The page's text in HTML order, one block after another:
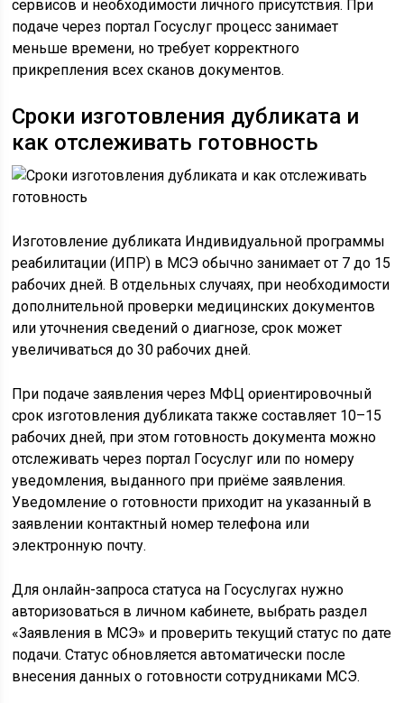
сервисов и необходимости личного присутствия. При
подаче через портал Госуслуг процесс занимает
меньше времени, но требует корректного
прикрепления всех сканов документов.
Сроки изготовления дубликата и
как отслеживать готовность
Изготовление дубликата Индивидуальной программы
реабилитации (ИПР) в МСЭ обычно занимает от 7 до 15
рабочих дней. В отдельных случаях, при необходимости
дополнительной проверки медицинских документов
или уточнения сведений о диагнозе, срок может
увеличиваться до 30 рабочих дней.
При подаче заявления через МФЦ ориентировочный
срок изготовления дубликата также составляет 10–15
рабочих дней, при этом готовность документа можно
отслеживать через портал Госуслуг или по номеру
уведомления, выданного при приёме заявления.
Уведомление о готовности приходит на указанный в
заявлении контактный номер телефона или
электронную почту.
Для онлайн-запроса статуса на Госуслугах нужно
авторизоваться в личном кабинете, выбрать раздел
«Заявления в МСЭ» и проверить текущий статус по дате
подачи. Статус обновляется автоматически после
внесения данных о готовности сотрудниками МСЭ.